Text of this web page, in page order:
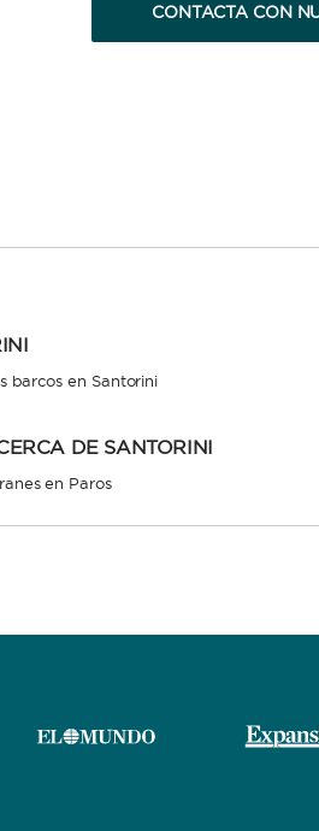
CONTACTA CON
barcos en Santorini
DE SANTORINI
en Paros